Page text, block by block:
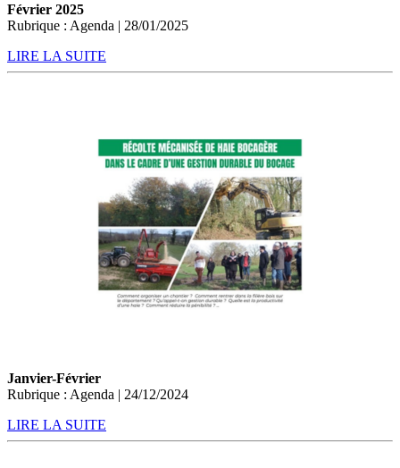
Février 2025
Rubrique : Agenda | 28/01/2025
LIRE LA SUITE
Janvier-Février
Rubrique : Agenda | 24/12/2024
LIRE LA SUITE